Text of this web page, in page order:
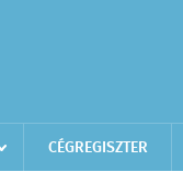
CÉGREGISZTER